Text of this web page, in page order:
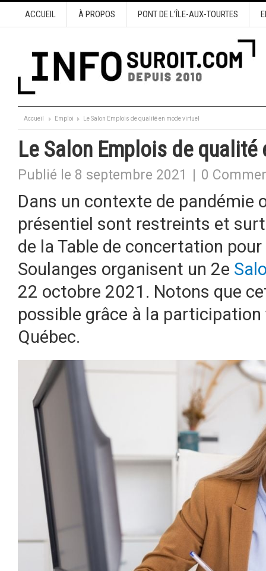
ACCUEIL À PROPOS PONT DE L’ÎLE-AUX-TOURTES
Accueil Emploi Le Salon Emplois de qualité en mode virtuel
Le Salon Emplois de qualité
Publié le 8 septembre 2021 0
Dans un contexte de pandémie
présentiel sont restreints et
de la Table de concertation pour
Soulanges organisent un 2e
22 octobre 2021. Notons que
possible grâce à la
Québec.